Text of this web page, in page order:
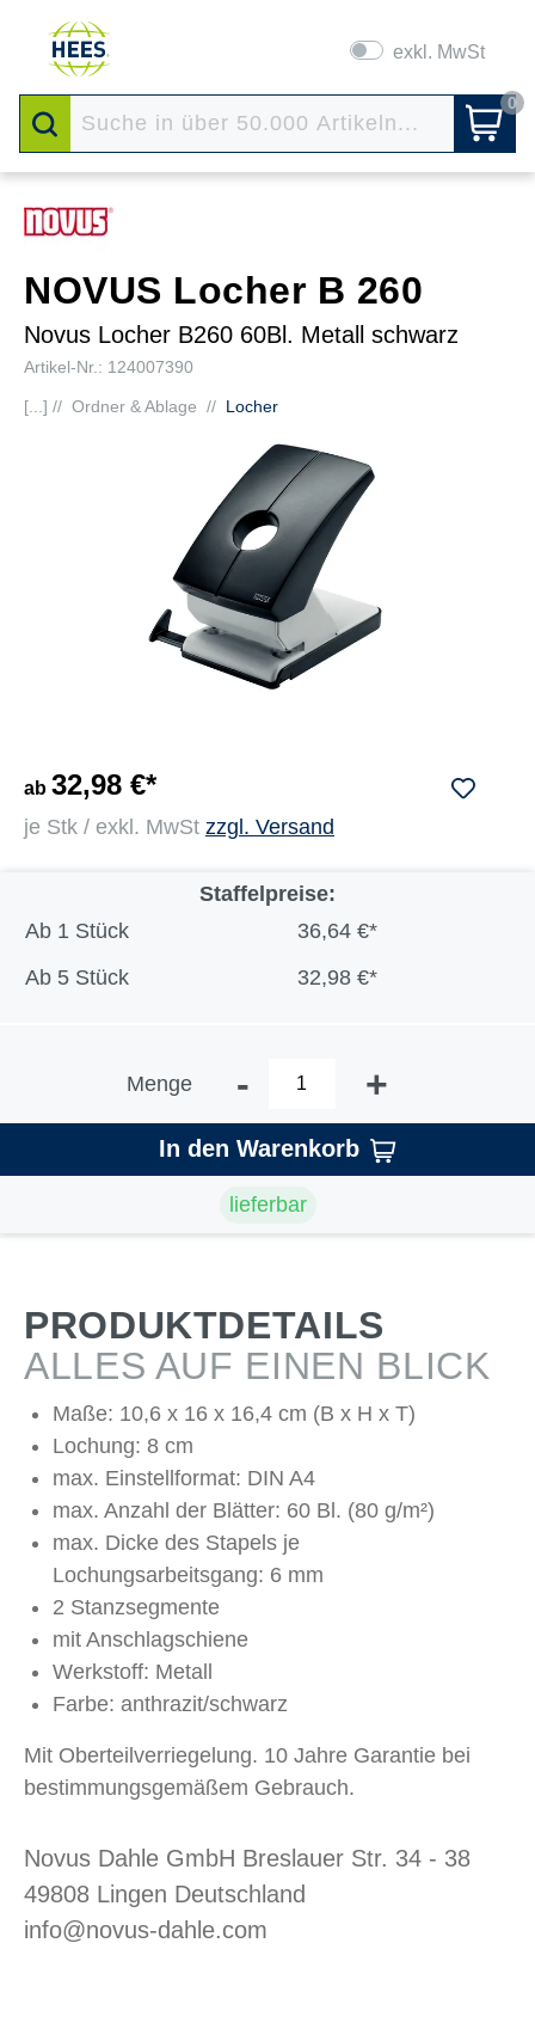
exkl. MwSt
0
NOVUS Locher B 260
Novus Locher B260 60Bl. Metall schwarz
Artikel-Nr.: 124007390
[...] // Ordner & Ablage // Locher
ab 32,98 €*
je Stk / exkl. MwSt zzgl. Versand
Staffelpreise:
Ab 1 Stück
36,64 €*
Ab 5 Stück 32,98 €*
Menge - +
In den Warenkorb
lieferbar
PRODUKTDETAILS
ALLES AUF EINEN BLICK
Maße: 10,6 x 16 x 16,4 cm (B x H x T)
Lochung: 8 cm
max. Einstellformat: DIN A4
max. Anzahl der Blätter: 60 Bl. (80 g/m²)
max. Dicke des Stapels je
Lochungsarbeitsgang: 6 mm
2 Stanzsegmente
mit Anschlagschiene
Werkstoff: Metall
Farbe: anthrazit/schwarz
Mit Oberteilverriegelung. 10 Jahre Garantie bei
bestimmungsgemäßem Gebrauch.
Novus Dahle GmbH Breslauer Str. 34 - 38
49808 Lingen Deutschland
info@novus-dahle.com